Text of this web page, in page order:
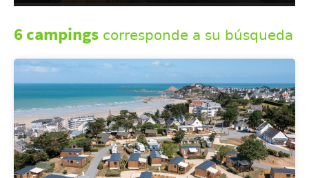
6 campings corresponde a su búsqueda